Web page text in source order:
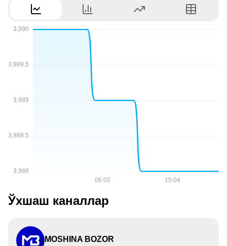
Ўхшаш каналлар
MOSHINA BOZOR